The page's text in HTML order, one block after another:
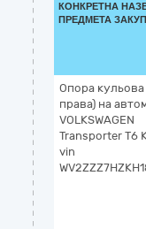
КОНКРЕТНА
ПРЕДМЕТА
Опора кульова
права) на
VOLKSWAGEN
Transporter Т6
vin